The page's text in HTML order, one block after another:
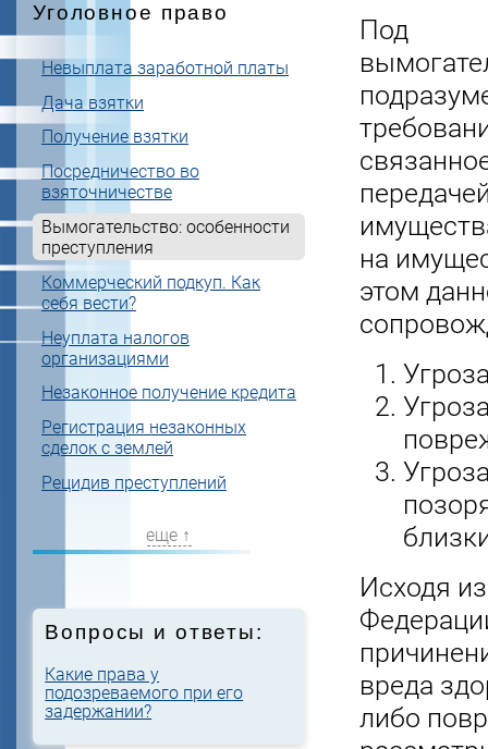
Уголовное право
Невыплата заработной платы
Дача взятки
Получение взятки
Посредничество во
взяточничестве
Вымогательство: особенности
преступления
Коммерческий подкуп. Как
себя вести?
Неуплата налогов
организациями
Незаконное получение кредита
Регистрация незаконных
сделок с землей
Рецидив преступлений
еще ↑
Вопросы и ответы:
Какие права у
подозреваемого при его
задержании?
Под
на
этом
Исходя
вреда
либо